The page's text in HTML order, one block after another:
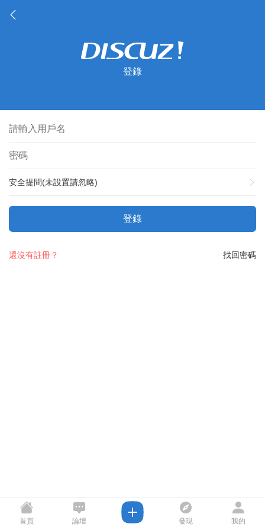
登錄
安全提問(未設置請忽略)
登錄
找回密碼
還沒有註冊？
首頁 論壇 發現 我的